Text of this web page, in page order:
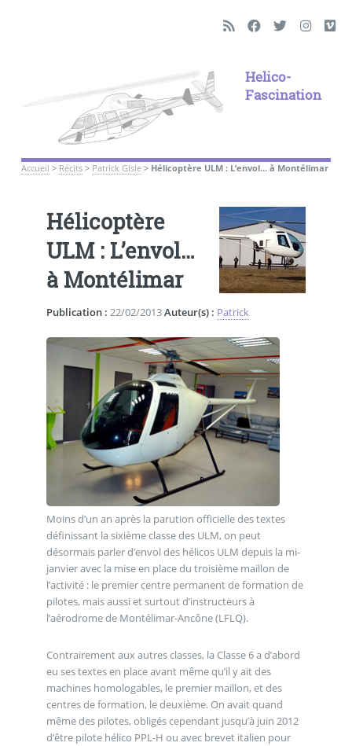
Helico-
Fascination
Accueil > Récits> Patrick Gisle> Hélicoptère ULM : L’envol… à Montélimar
Hélicoptère
ULM : L’envol…
à Montélimar
Publication : 22/02/2013Auteur(s) : Patrick
Moins d’un an après la parution officielle des textes
définissant la sixième classe des ULM, on peut
désormais parler d’envol des hélicos ULM depuis la mi-
janvier avec la mise en place du troisième maillon de
l’activité : le premier centre permanent de formation de
pilotes, mais aussi et surtout d’instructeurs à
l’aérodrome de Montélimar-Ancône (LFLQ).
Contrairement aux autres classes, la Classe 6 a d’abord
eu ses textes en place avant même qu’il y ait des
machines homologables, le premier maillon, et des
centres de formation, le deuxième. On avait quand
même des pilotes, obligés cependant jusqu’à juin 2012
d’être pilote hélico PPL-H ou avec brevet italien pour